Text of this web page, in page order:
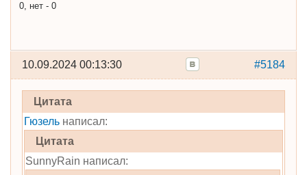
0, нет - 0
#5184
10.09.2024 00:13:30
Цитата
Гюзельнаписал:
Цитата
SunnyRain написал: